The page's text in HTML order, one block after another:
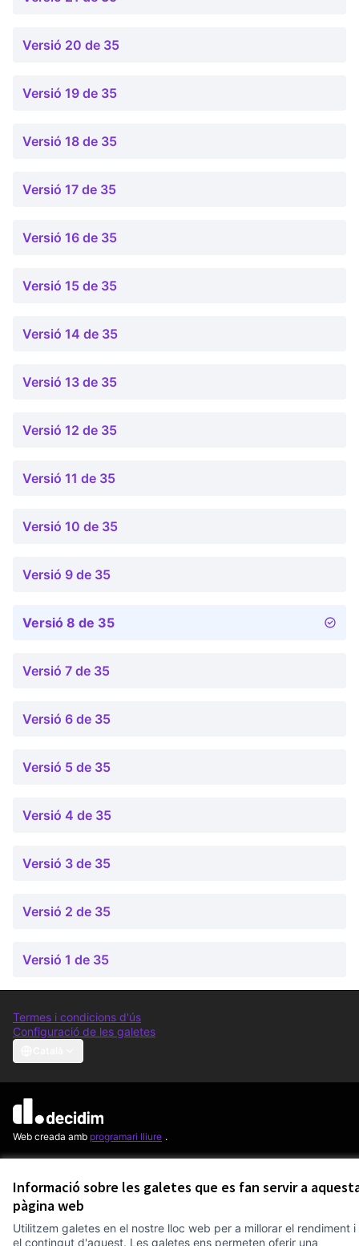
Informació sobre les galetes que es fan servir a
pàgina web
Utilitzem galetes en el nostre lloc web per a millorar el rendiment i
el contingut d'aquest. Les galetes ens permeten oferir una
Versió 20 de 35
Versió 19 de 35
Versió 18 de 35
Versió 17 de 35
Versió 16 de 35
Versió 15 de 35
Versió 14 de 35
Versió 13 de 35
Versió 12 de 35
Versió 11 de 35
Versió 10 de 35
Versió 9 de 35
Versió 8 de 35
Versió 7 de 35
Versió 6 de 35
Versió 5 de 35
Versió 4 de 35
Versió 3 de 35
Versió 2 de 35
Versió 1 de 35
Termes i condicions d'ús
Configuració de les galetes
Comunitat Canòdrom a Facebook
(Link externo)
Comunitat Canòdrom a Instagram
(Link externo)
Comunitat Canòdrom a YouTube
(Link externo)
(Link externo)
Web creada amb programari lliure .